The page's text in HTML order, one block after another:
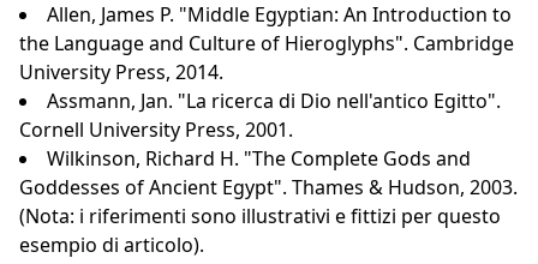
Allen, James P. "Middle Egyptian: An Introduction to
the Language and Culture of Hieroglyphs". Cambridge
University Press, 2014.
Assmann, Jan. "La ricerca di Dio nell'antico Egitto".
Cornell University Press, 2001.
Wilkinson, Richard H. "The Complete Gods and
Goddesses of Ancient Egypt". Thames & Hudson, 2003.
(Nota: i riferimenti sono illustrativi e fittizi per questo
esempio di articolo).